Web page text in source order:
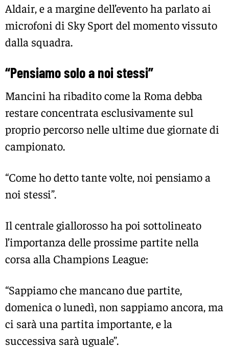
Aldair, e a margine dell’evento ha parlato ai
microfoni di Sky Sport del momento vissuto
dalla squadra.
“Pensiamo solo a noi stessi”
Mancini ha ribadito come la Roma debba
restare concentrata esclusivamente sul
proprio percorso nelle ultime due giornate di
campionato.
“Come ho detto tante volte, noi pensiamo a
noi stessi”.
Il centrale giallorosso ha poi sottolineato
l’importanza delle prossime partite nella
corsa alla Champions League:
“Sappiamo che mancano due partite,
domenica o lunedì, non sappiamo ancora, ma
ci sarà una partita importante, e la
successiva sarà uguale”.